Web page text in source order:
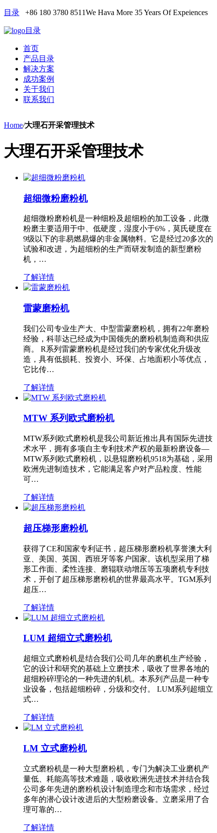
目录 +86 180 3780 8511We Hava More 35 Years Of Expeiences
目录
首页
产品目录
解决方案
成功案例
关于我们
联系我们
Home/大理石开采管理技术
大理石开采管理技术
超细微粉磨粉机
超细微粉磨粉机是一种细粉及超细粉的加工设备，此微
粉磨主要适用于中、低硬度，湿度小于6%，莫氏硬度在
9级以下的非易燃易爆的非金属物料。它是经过20多次的
试验和改进，为超细粉的生产而研发制造的新型磨粉
机，…
了解详情
雷蒙磨粉机
我们公司专业生产大、中型雷蒙磨粉机，拥有22年磨粉
经验，科菲达已经成为中国领先的磨粉机制造商和供应
商。 R系列雷蒙磨粉机是经过我们的专家优化升级改
造，具有低损耗、投资小、环保、占地面积小等优点，
它比传…
了解详情
MTW 系列欧式磨粉机
MTW系列欧式磨粉机是我公司新近推出具有国际先进技
术水平，拥有多项自主专利技术产权的最新粉磨设备—
MTW系列欧式磨粉机，以悬辊磨粉机9518为基础，采用
欧洲先进制造技术，它能满足客户对产品粒度、性能
可…
了解详情
超压梯形磨粉机
获得了CE和国家专利证书，超压梯形磨粉机享誉澳大利
亚、美国、英国、西班牙等客户国家。该机型采用了梯
形工作面、柔性连接、磨辊联动增压等五项磨机专利技
术，开创了超压梯形磨粉机的世界最高水平。TGM系列
超压…
了解详情
LUM 超细立式磨粉机
超细立式磨粉机是结合我们公司几年的磨机生产经验，
它的设计和研究的基础上立磨技术，吸收了世界各地的
超细粉碎理论的一种先进的轧机。本系列产品是一种专
业设备，包括超细粉碎，分级和交付。 LUM系列超细立
式…
了解详情
LM 立式磨粉机
立式磨粉机是一种大型磨粉机，专门为解决工业磨机产
量低、耗能高等技术难题，吸收欧洲先进技术并结合我
公司多年先进的磨粉机设计制造理念和市场需求，经过
多年的潜心设计改进后的大型粉磨设备。立磨采用了合
理可靠的…
了解详情